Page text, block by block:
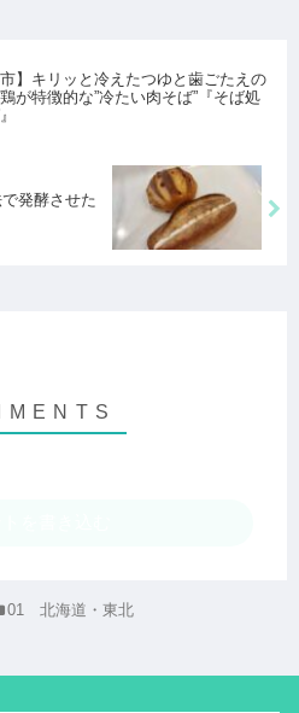
市】キリッと冷えたつゆと歯ごたえの
が特徴的な”冷たい肉そば”『そば処
発酵させた
01 北海道・東北